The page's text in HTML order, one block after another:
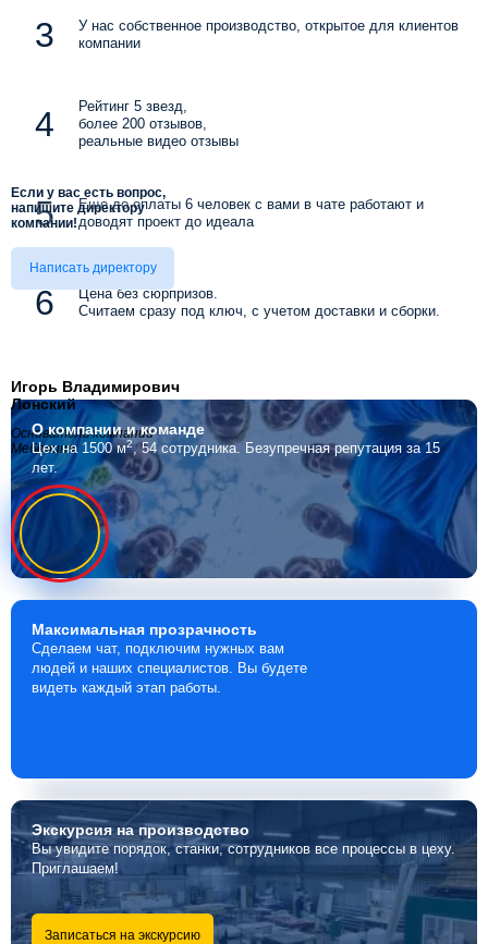
У нас собственное производство, открытое для клиентов
компании
Рейтинг 5 звезд,
более 200 отзывов,
реальные видео отзывы
Еще до оплаты 6 человек с вами в чате работают и
доводят проект до идеала
Цена без сюрпризов.
Считаем сразу под ключ, с учетом доставки и сборки.
Если у вас есть вопрос,
напишите директору
компании!
Написать директору
Игорь Владимирович
Лонский
Основатель компании
Мебелино
О компаниии команде
Цех на 1500 м2, 54 сотрудника. Безупречная репутация за 15
лет.
Максимальная прозрачность
Сделаем чат, подключим нужных вам
людей и наших специалистов. Вы будете
видеть каждый этап работы.
Экскурсияна производство
Вы увидите порядок, станки, сотрудников все процессы в цеху.
Приглашаем!
Записаться на экскурсию